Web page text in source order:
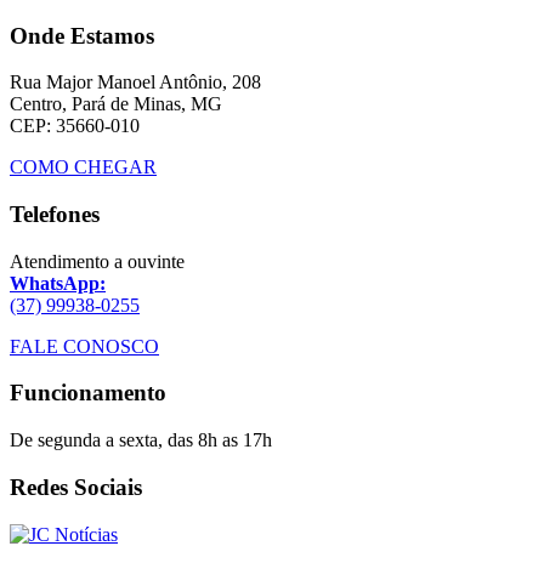
Onde Estamos
Rua Major Manoel Antônio, 208
Centro, Pará de Minas, MG
CEP: 35660-010
COMO CHEGAR
Telefones
Atendimento a ouvinte
WhatsApp:
(37) 99938-0255
FALE CONOSCO
Funcionamento
De segunda a sexta, das 8h as 17h
Redes Sociais